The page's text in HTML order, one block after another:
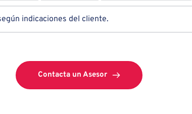
indicaciones del cliente.
Contacta un Asesor